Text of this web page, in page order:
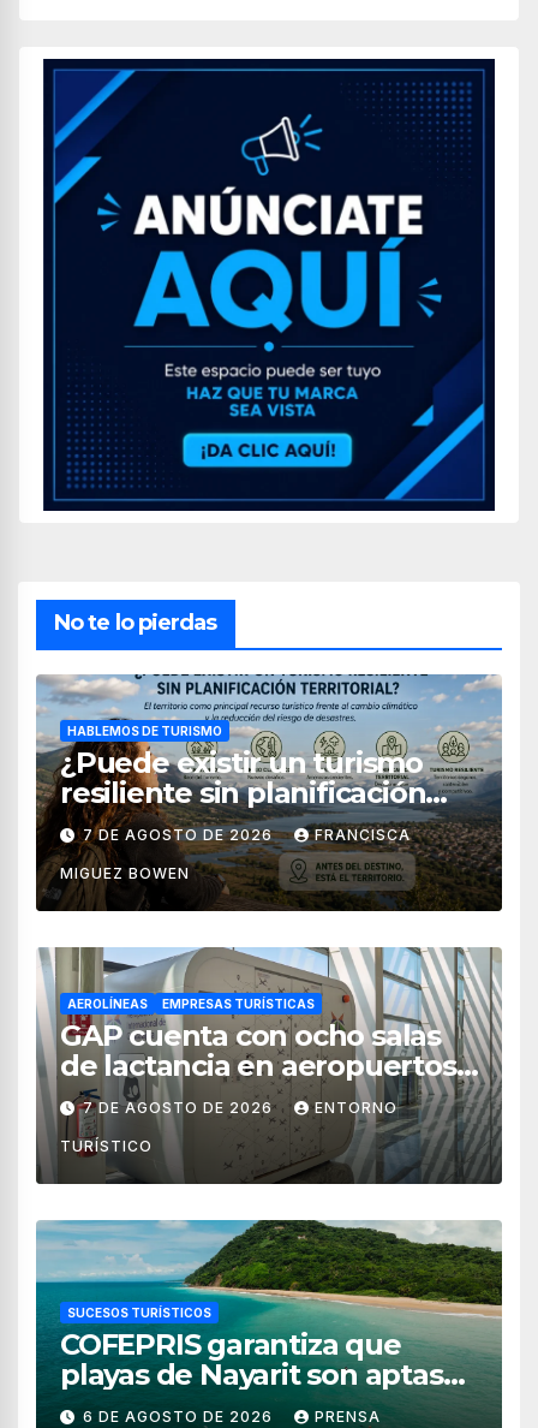
No te lo pierdas
HABLEMOS DE TURISMO
¿Puede existir un turismo
resiliente sin planificación
territorial?
7 DE AGOSTO DE 2026 FRANCISCA
MIGUEZ BOWEN
AEROLÍNEAS EMPRESAS TURÍSTICAS
GAP cuenta con ocho salas
de lactancia en aeropuertos
de México
7 DE AGOSTO DE 2026 ENTORNO
TURÍSTICO
SUCESOS TURÍSTICOS
COFEPRIS garantiza que
playas de Nayarit son aptas
para uso recreativo
6 DE AGOSTO DE 2026 PRENSA